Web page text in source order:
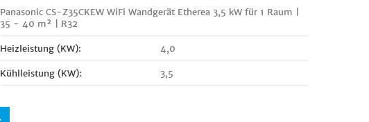
Panasonic CS-Z35CKEW WiFi Wandgerät Etherea 3,5 kW für 1 Raum |
35 - 40 m² | R32
Heizleistung (KW): 4,0
Kühlleistung (KW): 3,5